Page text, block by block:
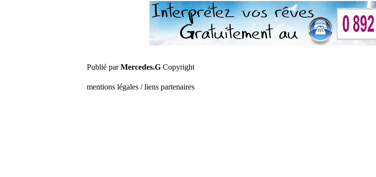
Publié parMercedes.G Copyright
mentions légales / liens partenaires